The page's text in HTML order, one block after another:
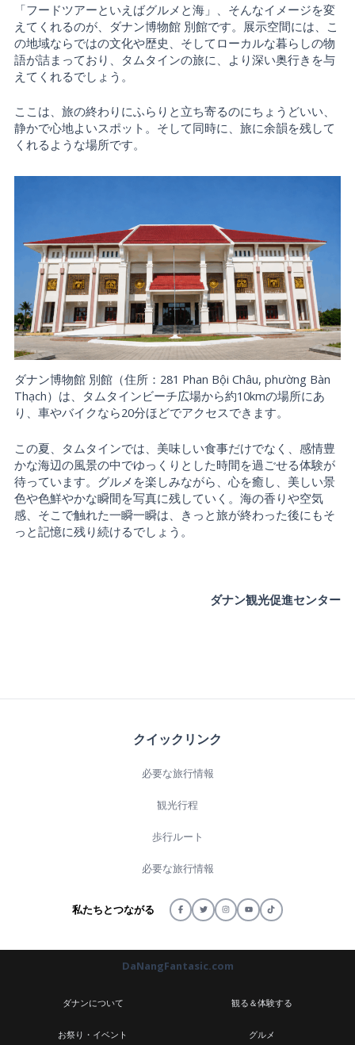
「フードツアーといえばグルメと海」、そんなイメージを変
えてくれるのが、ダナン博物館 別館です。展示空間には、こ
の地域ならではの文化や歴史、そしてローカルな暮らしの物
語が詰まっており、タムタインの旅に、より深い奥行きを与
えてくれるでしょう。
ここは、旅の終わりにふらりと立ち寄るのにちょうどいい、
静かで心地よいスポット。そして同時に、旅に余韻を残して
くれるような場所です。
ダナン博物館 別館（住所：281 Phan Bội Châu, phường Bàn
Thạch）は、タムタインビーチ広場から約10kmの場所にあ
り、車やバイクなら20分ほどでアクセスできます。
この夏、タムタインでは、美味しい食事だけでなく、感情豊
かな海辺の風景の中でゆっくりとした時間を過ごせる体験が
待っています。グルメを楽しみながら、心を癒し、美しい景
色や色鮮やかな瞬間を写真に残していく。海の香りや空気
感、そこで触れた一瞬一瞬は、きっと旅が終わった後にもそ
っと記憶に残り続けるでしょう。
ダナン観光促進センター
クイックリンク
必要な旅行情報
観光行程
歩行ルート
必要な旅行情報
私たちとつながる
DaNangFantasic.com
ダナンについて 観る＆体験する
お祭り・イベント グルメ